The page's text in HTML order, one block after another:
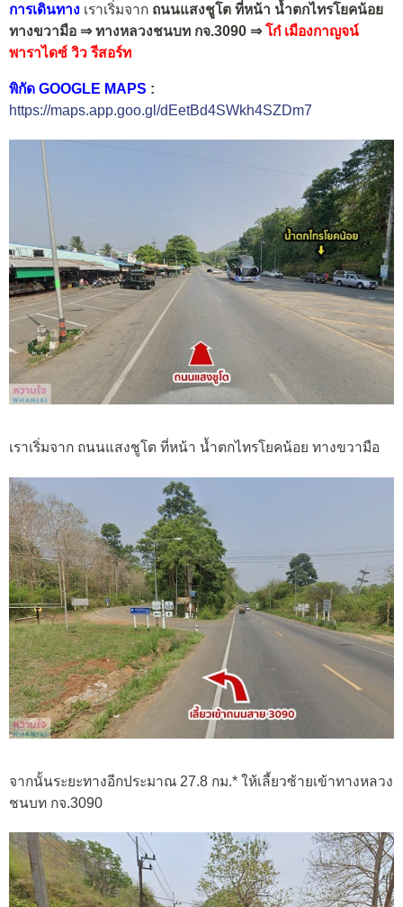
การเดินทาง เราเริ่มจาก ถนนแสงชูโต ที่หน้า น้ำตกไทรโยคน้อย
ทางขวามือ ⇒ ทางหลวงชนบท กจ.3090 ⇒โก๋ เมืองกาญจน์
พาราไดซ์ วิว รีสอร์ท
พิกัด GOOGLE MAPS :
https://maps.app.goo.gl/dEetBd4SWkh4SZDm7
เราเริ่มจาก ถนนแสงชูโต ที่หน้า น้ำตกไทรโยคน้อย ทางขวามือ
จากนั้นระยะทางอีกประมาณ 27.8 กม.* ให้เลี้ยวซ้ายเข้าทางหลวง
ชนบท กจ.3090